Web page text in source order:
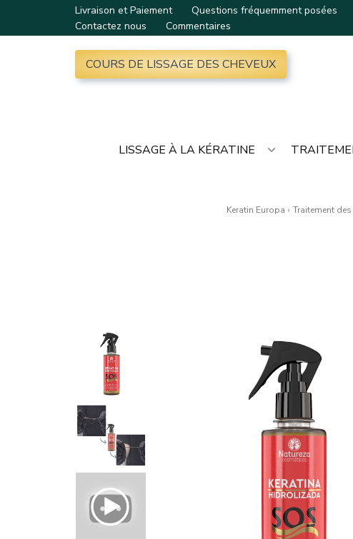
Livraison et Paiement
Questions fréquemment posées
Contactez nous
Commentaires
COURS DE LISSAGE DES CHEVEUX
LISSAGE À LA KÉRATINE
Keratin Europa › Traitement des